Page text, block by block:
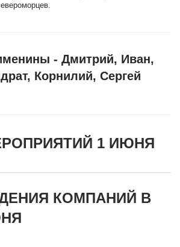
- Дмитрий, Иван,
Корнилий, Сергей
1 ИЮНЯ
КОМПАНИЙ В